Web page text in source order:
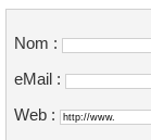
Nom :
eMail :
Web :